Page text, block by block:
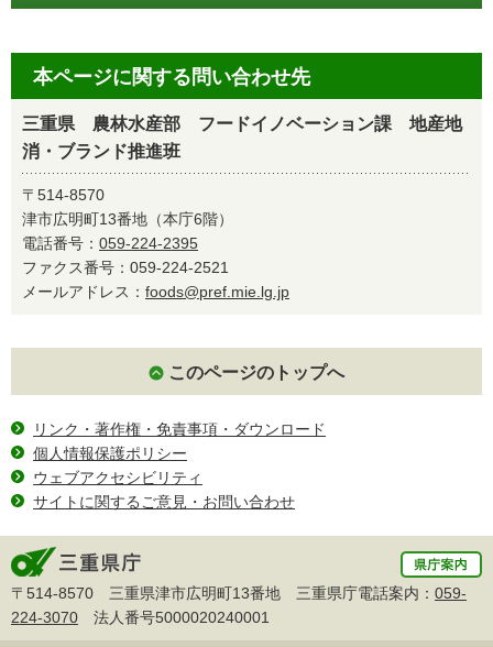
本ページに関する問い合わせ先
三重県 農林水産部 フードイノベーション課 地産地
消・ブランド推進班
〒514-8570
津市広明町13番地（本庁6階）
電話番号： 059-224-2395
ファクス番号：059-224-2521
メールアドレス： foods@pref.mie.lg.jp
このページのトップへ
リンク・著作権・免責事項・ダウンロード
個人情報保護ポリシー
ウェブアクセシビリティ
サイトに関するご意見・お問い合わせ
〒514-8570 三重県津市広明町13番地 三重県庁電話案内： 059-
224-3070 法人番号5000020240001